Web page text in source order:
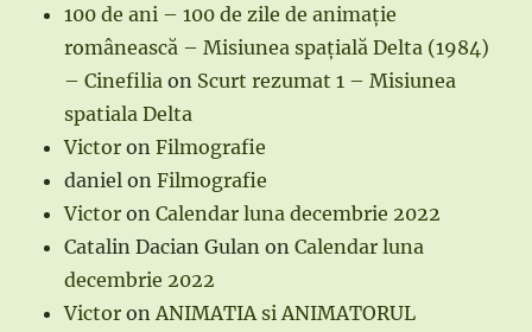
100 de ani – 100 de zile de animație
românească – Misiunea spațială Delta (1984)
– Cinefilia on Scurt rezumat 1 – Misiunea
spatiala Delta
Victor onFilmografie
daniel onFilmografie
Victor onCalendar luna decembrie 2022
Catalin Dacian Gulan onCalendar luna
decembrie 2022
Victor on ANIMATIA si ANIMATORUL